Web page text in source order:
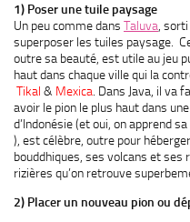
1) Poser une tuile paysage
Un peu comme dans Taluva ,
superposer les tuiles paysage.
outre sa beauté, est utile au jeu
haut dans chaque ville qui la
Tikal & Mexica . Dans Java, il va
avoir le pion le plus haut dans
d’Indonésie (et oui, on apprend
), est célèbre, outre pour
bouddhiques, ses volcans et ses
rizières qu’on retrouve
2) Placer un nouveau pion ou